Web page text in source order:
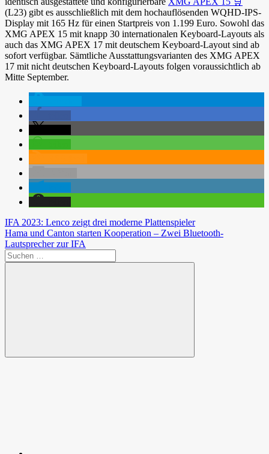
(L23) gibt es ausschließlich mit dem hochauflösenden WQHD-IPS-
Display mit 165 Hz für einen Startpreis von 1.199 Euro. Sowohl das
XMG APEX 15 mit knapp 30 internationalen Keyboard-Layouts als
auch das XMG APEX 17 mit deutschem Keyboard-Layout sind ab
sofort verfügbar. Sämtliche Ausstattungsvarianten des XMG APEX
17 mit nicht deutschen Keyboard-Layouts folgen voraussichtlich ab
Mitte September.
Beitragsnavigation
Vorheriger
Beitrag:
IFA 2023: Lenco zeigt drei moderne Plattenspieler
Nächster
Beitrag:
Hama und Canton starten Kooperation – Zwei Bluetooth-
Lautsprecher zur IFA
Suchen
nach:
Suchen